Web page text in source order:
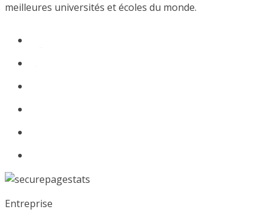
meilleures universités et écoles du monde.
Entreprise